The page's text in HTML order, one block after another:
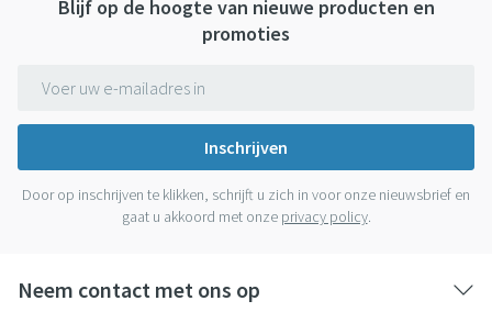
Blijf op de hoogte van nieuwe producten en
promoties
Inschrijven
Door op inschrijven te klikken, schrijft u zich in voor onze nieuwsbrief en
gaat u akkoord met onze privacy policy.
Neem contact met ons op